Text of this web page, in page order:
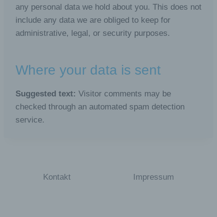
any personal data we hold about you. This does not
include any data we are obliged to keep for
administrative, legal, or security purposes.
Where your data is sent
Suggested text: Visitor comments may be
checked through an automated spam detection
service.
Kontakt Impressum
Daten wie das Erheben, das Erfassen, die
Organisation, das Ordnen, die Speicherung,
die Anpassung oder Veränderung, das
Auslesen, das Abfragen, die Verwendung, die
Einschränkung, das Löschen oder die
d) Einschränkung der Verarbeitung
Markierung gespeicherter personenbezogener
Profiling ist jede Art der automatisierten